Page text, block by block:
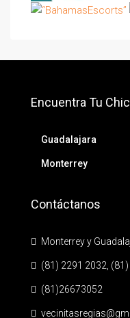
Encuentra Tu
Guadalajara
Monterrey
Contáctanos
Monterrey y
(81) 2291 2032,
(81)26673052